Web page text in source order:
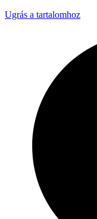
Ugrás a tartalomhoz